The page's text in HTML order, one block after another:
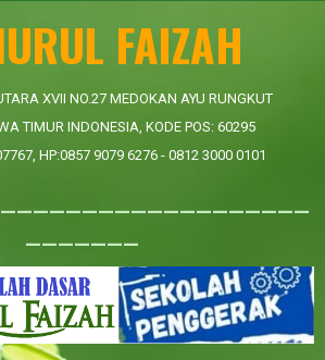
FAIZAH
XVII NO.27 MEDOKAN AYU RUNGKUT
TIMUR INDONESIA, KODE POS: 60295
HP:0857 9079 6276 - 0812 3000 0101
_______